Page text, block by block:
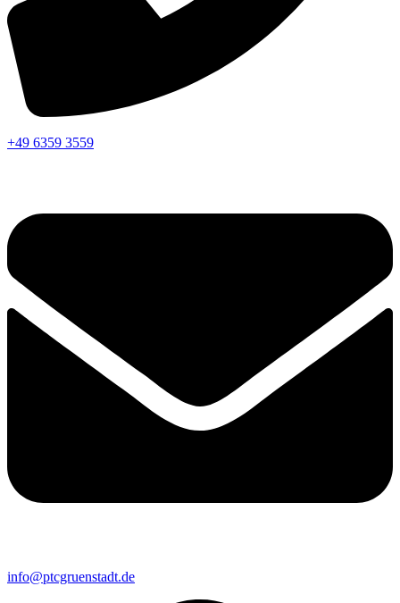
+49 6359 3559
info@ptcgruenstadt.de